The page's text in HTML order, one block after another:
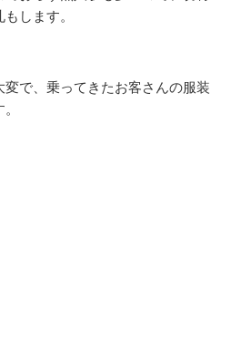
します。
で、乗ってきたお客さんの服装